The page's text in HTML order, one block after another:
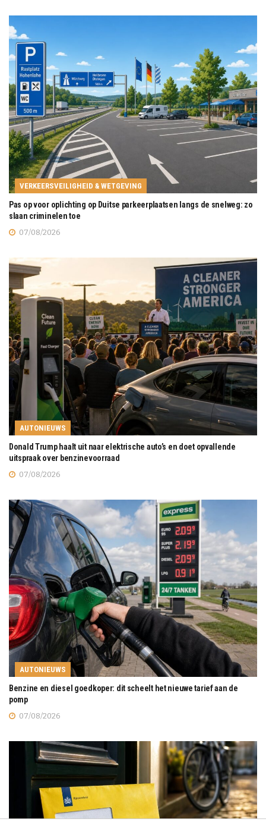
VERKEERSVEILIGHEID & WETGEVING
Pas op voor oplichting op Duitse parkeerplaatsen langs de snelweg: zo
slaan criminelen toe
07/08/2026
AUTONIEUWS
Donald Trump haalt uit naar elektrische auto’s en doet opvallende
uitspraak over benzinevoorraad
07/08/2026
AUTONIEUWS
Benzine en diesel goedkoper: dit scheelt het nieuwe tarief aan de
pomp
07/08/2026